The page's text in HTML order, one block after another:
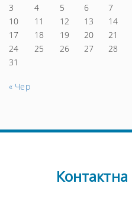
3
4 5 6 7
10
11 12 13 14
17
18 19 20 21
24
25 26 27 28
31
« Чер
Контактна